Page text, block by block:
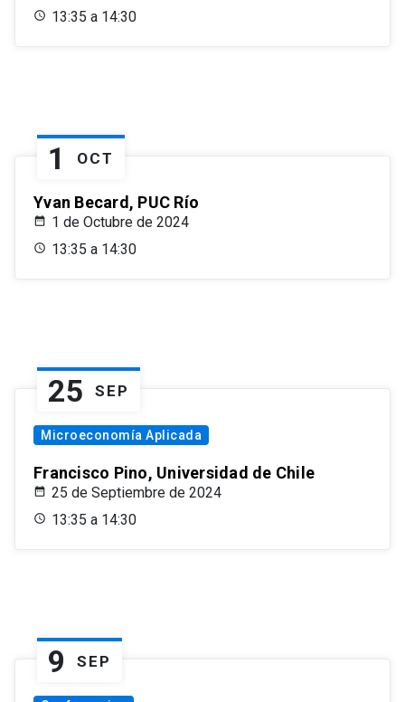
13:35 a 14:30
1 OCT
Yvan Becard, PUC Río
1 de Octubre de 2024
13:35 a 14:30
25 SEP
Microeconomía Aplicada
Francisco Pino, Universidad de Chile
25 de Septiembre de 2024
13:35 a 14:30
9 SEP